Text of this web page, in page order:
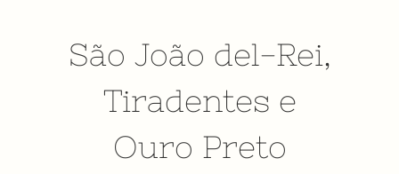
São João del-Rei,
Tiradentes e
Ouro Preto